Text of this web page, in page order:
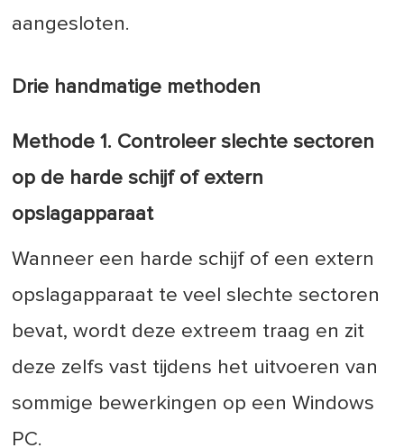
aangesloten.
Drie handmatige methoden
Methode 1. Controleer slechte sectoren
op de harde schijf of extern
opslagapparaat
Wanneer een harde schijf of een extern
opslagapparaat te veel slechte sectoren
bevat, wordt deze extreem traag en zit
deze zelfs vast tijdens het uitvoeren van
sommige bewerkingen op een Windows
PC.